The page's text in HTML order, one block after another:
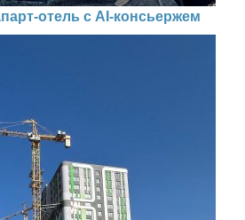
отель с AI-консьержем